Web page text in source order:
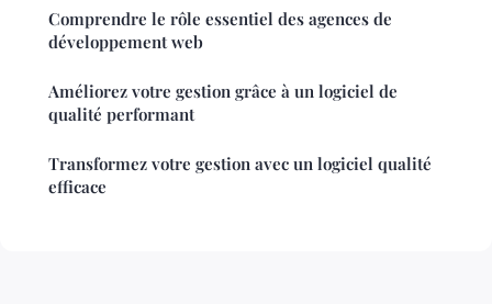
Comprendre le rôle essentiel des agences de
développement web
Améliorez votre gestion grâce à un logiciel de
qualité performant
Transformez votre gestion avec un logiciel qualité
efficace